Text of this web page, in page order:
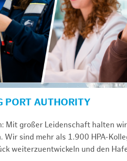
PORT AUTHORITY
Mit großer Leidenschaft halten
Wir sind mehr als 1.900 HPA-
weiterzuentwickeln und den